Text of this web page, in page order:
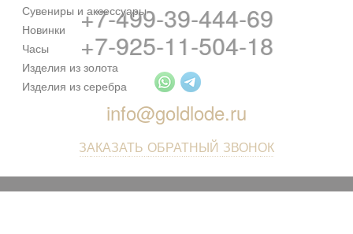
Сувениры и аксессуары
Новинки
Часы
Изделия из золота
Изделия из серебра
+7-499-39-444-69
+7-925-11-504-18
info@goldlode.ru
ЗАКАЗАТЬ ОБРАТНЫЙ ЗВОНОК